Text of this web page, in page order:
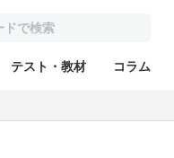
テスト・教材 コラム